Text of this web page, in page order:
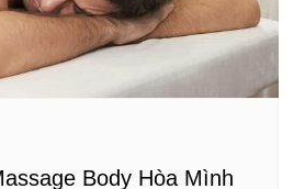
Body Hòa Mình